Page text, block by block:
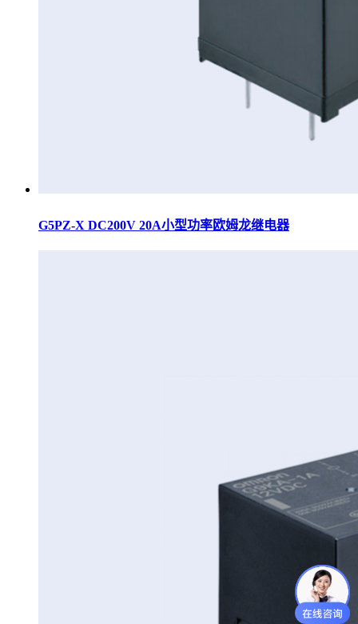
G5PZ-X DC200V 20A小型功率欧姆龙继电器